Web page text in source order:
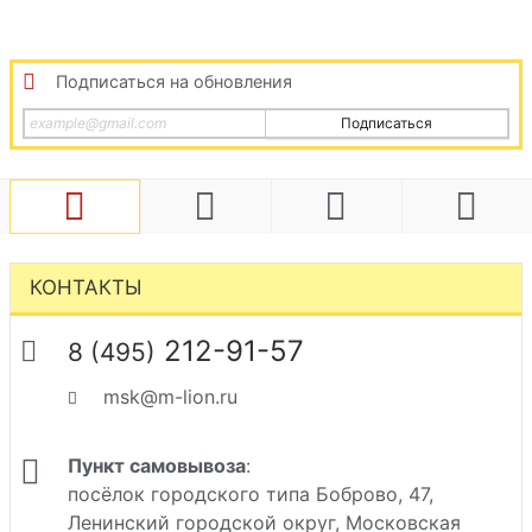
Подписаться на обновления
Подписаться
КОНТАКТЫ
8 (495) 212-91-57
msk@m-lion.ru
Пункт самовывоза:
посёлок городского типа Боброво, 47,
Ленинский городской округ, Московская